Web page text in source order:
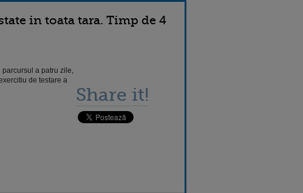
in toata tara. Timp de 4
a patru zile,
de testare a
Share it!